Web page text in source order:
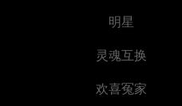
明星
灵魂互换
欢喜冤家